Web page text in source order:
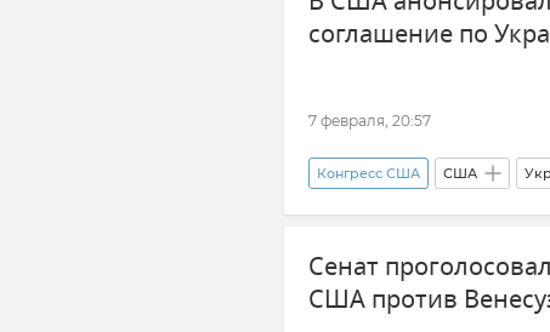
соглашение по
7 февраля, 20:57
Конгресс США США
Новости Переговоры
Сенат
США против